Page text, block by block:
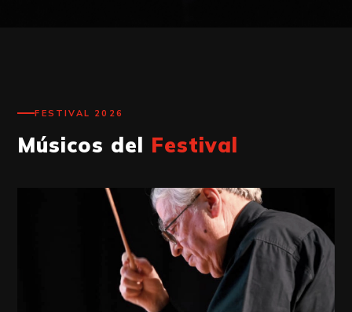
el Ensamble Filarmónico de la Bienal del Chaco 2026.
FESTIVAL 2026
Músicos del Festival